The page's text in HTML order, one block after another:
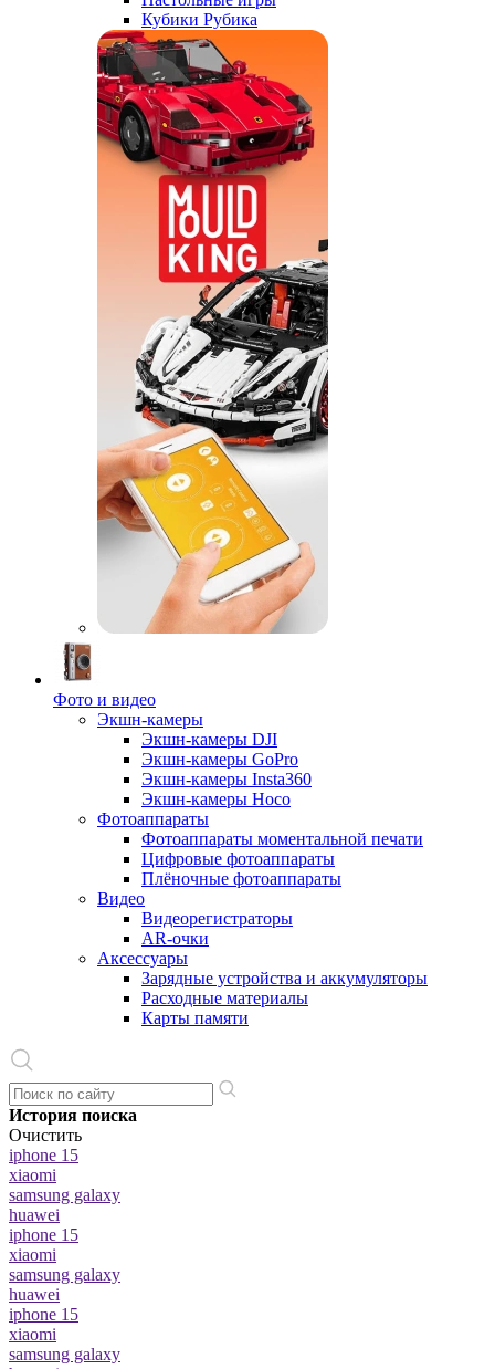
Кубики Рубика
Фото и видео
Экшн-камеры
Экшн-камеры DJI
Экшн-камеры GoPro
Экшн-камеры Insta360
Экшн-камеры Hoco
Фотоаппараты
Фотоаппараты моментальной печати
Цифровые фотоаппараты
Плёночные фотоаппараты
Видео
Видеорегистраторы
AR-очки
Аксессуары
Зарядные устройства и аккумуляторы
Расходные материалы
Карты памяти
История поиска
Очистить
iphone 15
xiaomi
samsung galaxy
huawei
iphone 15
xiaomi
samsung galaxy
huawei
iphone 15
xiaomi
samsung galaxy